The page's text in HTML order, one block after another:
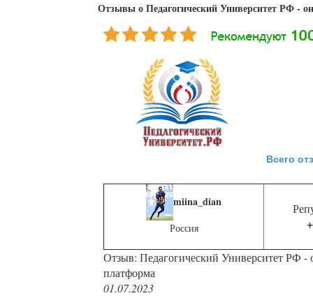
Отзывы о Педагогический Университет РФ -
Всего
miina_dian
Россия
Отзыв: Педагогический Университет РФ -
платформа
01.07.2023